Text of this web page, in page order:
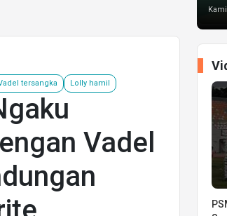
tersangka Lolly hamil
Vadel